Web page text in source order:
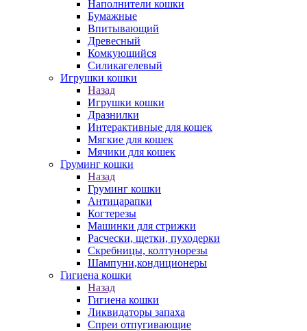
Наполнители кошки
Бумажные
Впитывающий
Древесный
Комкующийся
Силикагелевый
Игрушки кошки
Назад
Игрушки кошки
Дразнилки
Интерактивные для кошек
Мягкие для кошек
Мячики для кошек
Груминг кошки
Назад
Груминг кошки
Антицарапки
Когтерезы
Машинки для стрижки
Расчески, щетки, пуходерки
Скребницы, колтунорезы
Шампуни,кондиционеры
Гигиена кошки
Назад
Гигиена кошки
Ликвидаторы запаха
Спреи отпугивающие